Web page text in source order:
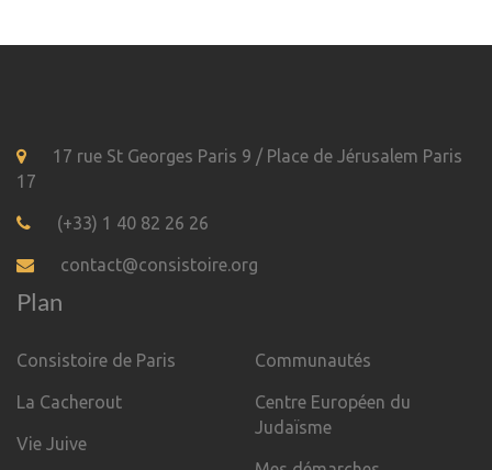
17 rue St Georges Paris 9 / Place de Jérusalem Paris
17
(+33) 1 40 82 26 26
contact@consistoire.org
Plan
Consistoire de Paris
La Cacherout
Vie Juive
Communautés
Centre Européen du
Judaïsme